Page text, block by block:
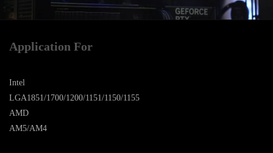
Application For
Intel
LGA1851/1700/1200/1151/1150/1155
AMD
AM5/AM4